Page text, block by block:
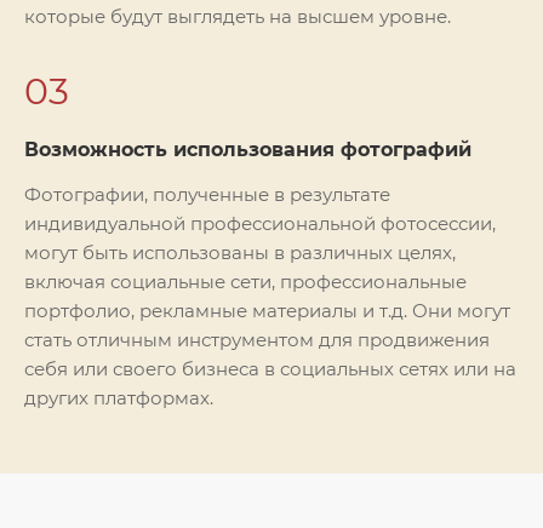
которые будут выглядеть на высшем уровне.
03
Возможность использования фотографий
Фотографии, полученные в результате
индивидуальной профессиональной фотосессии,
могут быть использованы в различных целях,
включая социальные сети, профессиональные
портфолио, рекламные материалы и т.д. Они могут
стать отличным инструментом для продвижения
себя или своего бизнеса в социальных сетях или на
других платформах.